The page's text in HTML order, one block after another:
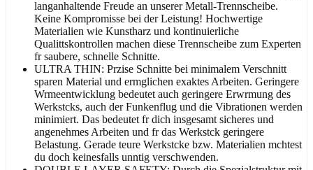
langanhaltende Freude an unserer Metall-Trennscheibe.
Keine Kompromisse bei der Leistung! Hochwertige
Materialien wie Kunstharz und kontinuierliche
Qualittskontrollen machen diese Trennscheibe zum Experten
fr saubere, schnelle Schnitte.
ULTRA THIN: Przise Schnitte bei minimalem Verschnitt
sparen Material und ermglichen exaktes Arbeiten. Geringere
Wrmeentwicklung bedeutet auch geringere Erwrmung des
Werkstcks, auch der Funkenflug und die Vibrationen werden
minimiert. Das bedeutet fr dich insgesamt sicheres und
angenehmes Arbeiten und fr das Werkstck geringere
Belastung. Gerade teure Werkstcke bzw. Materialien mchtest
du doch keinesfalls unntig verschwenden.